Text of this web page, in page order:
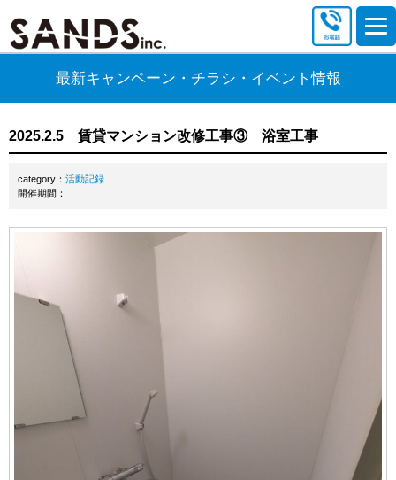
最新キャンペーン・チラシ・イベント情報
2025.2.5 賃貸マンション改修工事③ 浴室工事
category： 活動記録
開催期間：